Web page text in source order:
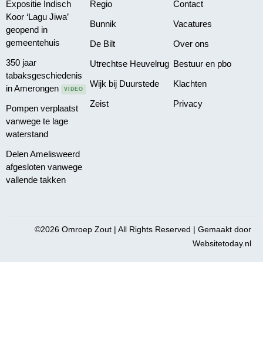
Expositie Indisch
Koor ‘Lagu Jiwa’
geopend in
gemeentehuis
350 jaar
tabaksgeschiedenis
in Amerongen
VIDEO
Pompen verplaatst
vanwege te lage
waterstand
Delen Amelisweerd
afgesloten vanwege
vallende takken
Regio
Bunnik
De Bilt
Utrechtse Heuvelrug
Wijk bij Duurstede
Zeist
Contact
Vacatures
Over ons
Bestuur en pbo
Klachten
Privacy
©2026 Omroep Zout | All Rights Reserved | Gemaakt door
Websitetoday.nl